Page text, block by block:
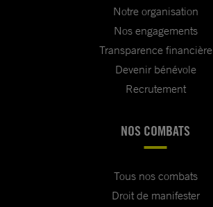
Notre organisation
Nos engagements
Transparence financière
Devenir bénévole
Recrutement
NOS COMBATS
Tous nos combats
Droit de manifester